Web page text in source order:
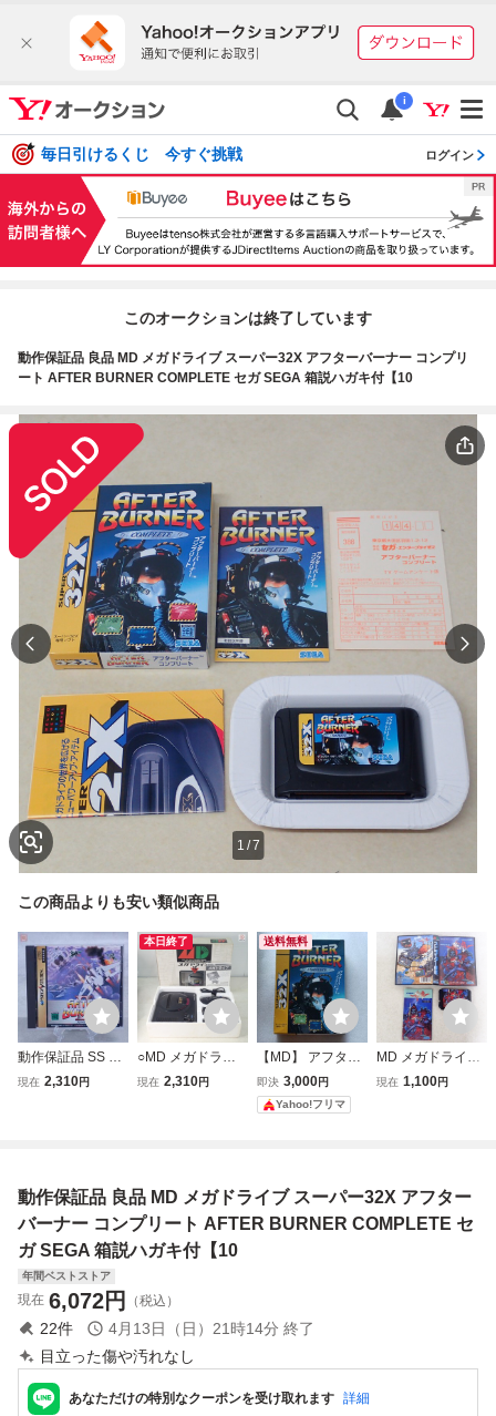
i
毎日引けるくじ 今すぐ挑戦 ログイン
このオークションは終了しています
動作保証品 良品 MD メガドライブ スーパー32X アフターバーナー コンプリ
ート AFTER BURNER COMPLETE セガ SEGA 箱説ハガキ付【10
1 /7
この商品よりも安い類似商品
動作保証品 SS セ
ガサターン アフタ
現在 2,310円
本日終了
○MD メガドライ
ブ 本体 HAA-2510
現在 2,310円
送料無料
【MD】 アフター
バーナー コンプリ
ート 【32X】箱の
み
即決 3,000円
Yahoo!フリマ
MD メガドライブ
ストライダー飛竜
現在 1,100円
動作保証品 良品 MD メガドライブ スーパー32X アフター
バーナー コンプリート AFTER BURNER COMPLETE セ
ガ SEGA 箱説ハガキ付【10
年間ベストストア
現在 6,072円 （税込）
22件 4月13日（日）21時14分 終了
目立った傷や汚れなし
あなただけの特別なクーポンを受け取れます 詳細